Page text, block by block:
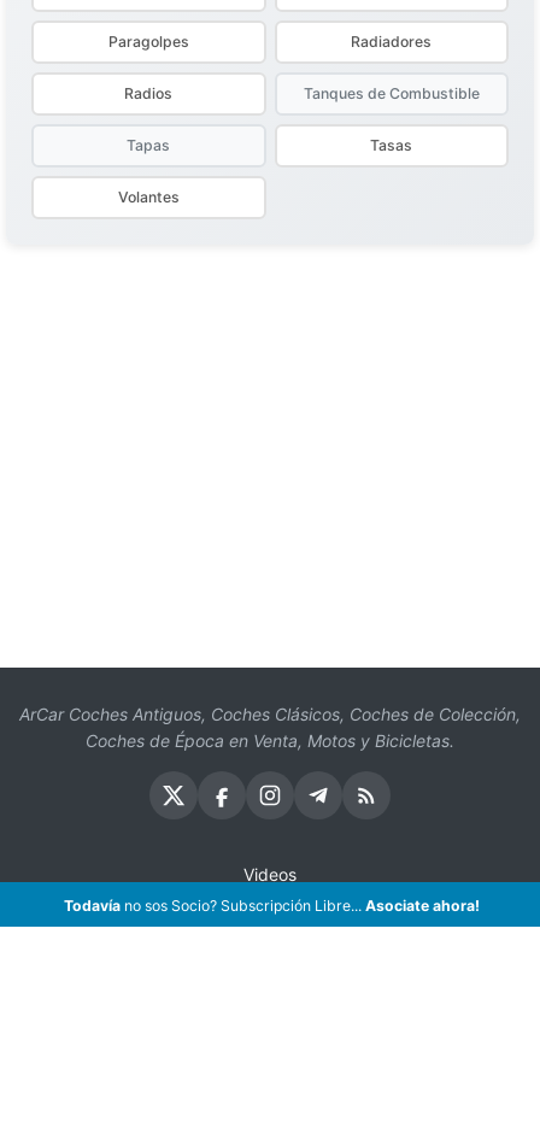
Paragolpes Radiadores
Radios Tanques de Combustible
Tapas Tasas
Volantes
ArCar Coches Antiguos, Coches Clásicos, Coches de Colección,
Coches de Época en Venta, Motos y Bicicletas.
Videos
Oficios
Todavíano sos Socio? Subscripción Libre... Asociate ahora!